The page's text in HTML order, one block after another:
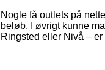
Nogle få outlets på
beløb. I øvrigt kunne
Ringsted eller Nivå –